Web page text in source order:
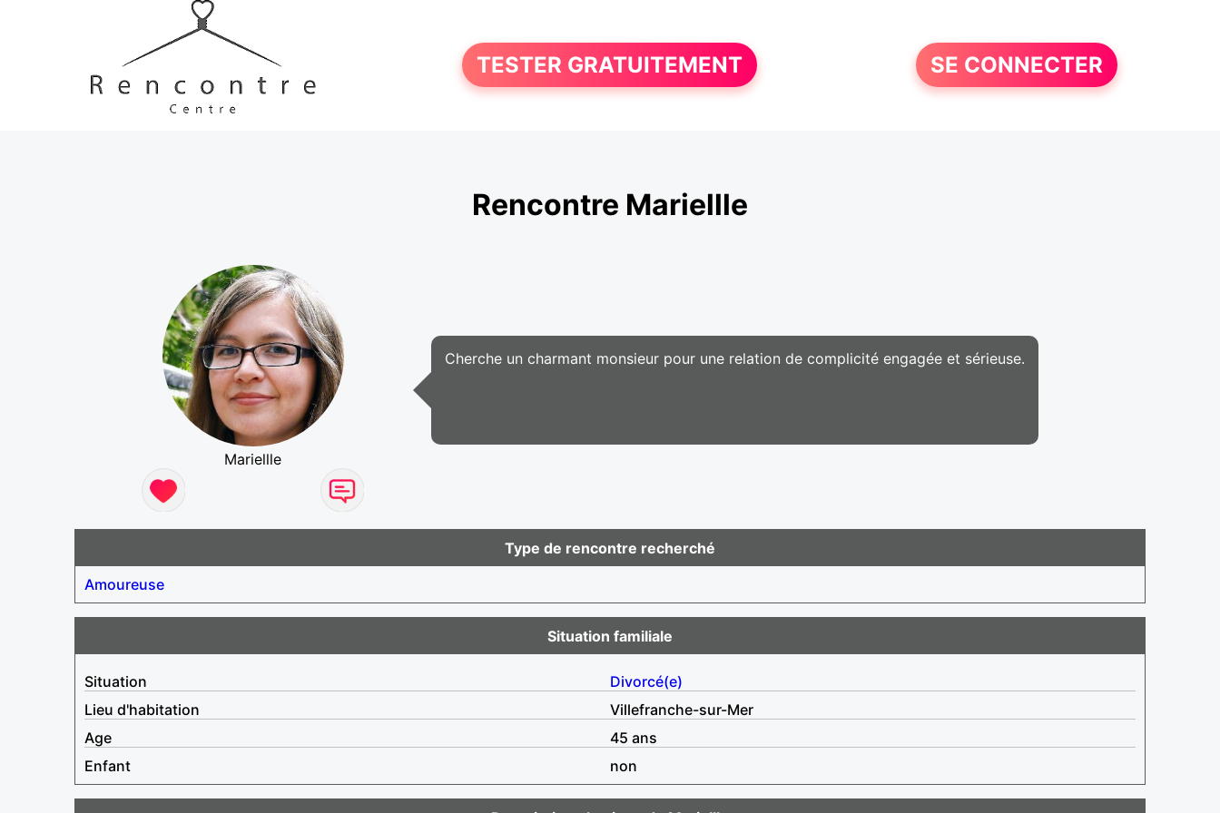
TESTER GRATUITEMENT SE CONNECTER
Rencontre Mariellle
Mariellle
Cherche un charmant monsieur pour une relation de complicité engagée et sérieuse.
Type de rencontre recherché
Amoureuse
Situation familiale
Situation
Divorcé(e)
Lieu d'habitation
Villefranche-sur-Mer
Age
45 ans
Enfant
non